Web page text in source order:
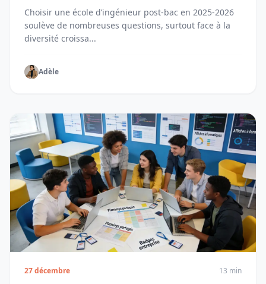
Choisir une école d’ingénieur post-bac en 2025-2026
soulève de nombreuses questions, surtout face à la
diversité croissa...
Adèle
27 décembre 13 min